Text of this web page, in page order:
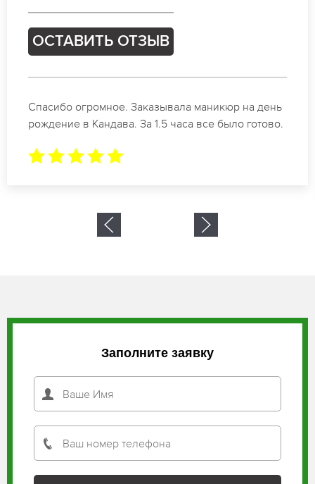
ОСТАВИТЬ ОТЗЫВ
Идеальные специалисты своего дела по
маникюру в Кандава. Замечательный результат.
Заполните заявку